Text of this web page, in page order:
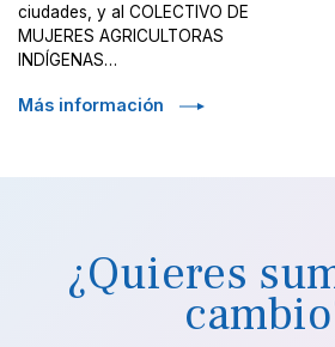
ciudades, y al COLECTIVO DE
MUJERES AGRICULTORAS
INDÍGENAS…
Más información
¿Quieres